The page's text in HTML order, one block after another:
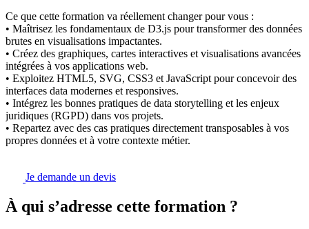
Ce que cette formation va réellement changer pour vous :
• Maîtrisez les fondamentaux de D3.js pour transformer des données
brutes en visualisations impactantes.
• Créez des graphiques, cartes interactives et visualisations avancées
intégrées à vos applications web.
• Exploitez HTML5, SVG, CSS3 et JavaScript pour concevoir des
interfaces data modernes et responsives.
• Intégrez les bonnes pratiques de data storytelling et les enjeux
juridiques (RGPD) dans vos projets.
• Repartez avec des cas pratiques directement transposables à vos
propres données et à votre contexte métier.
Je demande un devis
À qui s’adresse cette formation ?